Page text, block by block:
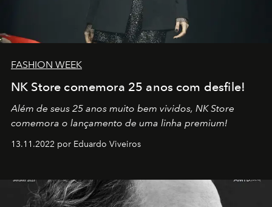
FASHION WEEK
NK Store comemora 25 anos com desfile!
Além de seus 25 anos muito bem vividos, NK Store
comemora o lançamento de uma linha premium!
13.11.2022 por Eduardo Viveiros